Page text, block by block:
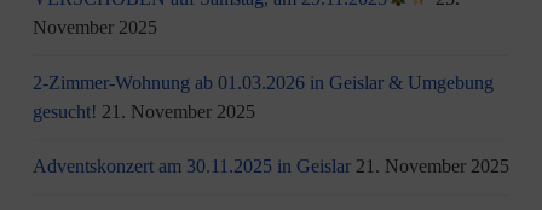
November 2025
2-Zimmer-Wohnung ab 01.03.2026 in Geislar & Umgebung
gesucht! 21. November 2025
Adventskonzert am 30.11.2025 in Geislar 21. November 2025